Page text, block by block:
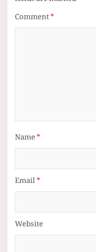
Comment*
Name*
Email*
Website